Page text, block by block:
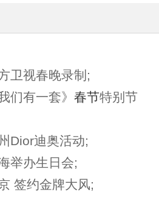
视春晚录制;
有一套》 春节特别节
迪奥活动;
办生日会;
约金牌大风;